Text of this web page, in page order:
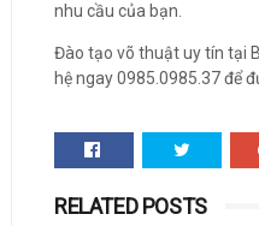
nhu cầu của bạn.
Đào tạo võ thuật uy tín tại
hệ ngay 0985.0985.37 để
RELATED POSTS